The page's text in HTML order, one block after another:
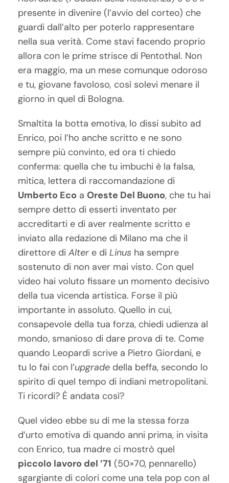
presente in divenire (l’avvio del corteo) che
guardi dall’alto per poterlo rappresentare
nella sua verità. Come stavi facendo proprio
allora con le prime strisce di Pentothal. Non
era maggio, ma un mese comunque odoroso
e tu, giovane favoloso, così solevi menare il
giorno in quel di Bologna.
Smaltita la botta emotiva, lo dissi subito ad
Enrico, poi l’ho anche scritto e ne sono
sempre più convinto, ed ora ti chiedo
conferma: quella che tu imbuchi è la falsa,
mitica, lettera di raccomandazione di
Umberto Eco aOreste Del Buono, che tu hai
sempre detto di esserti inventato per
accreditarti e di aver realmente scritto e
inviato alla redazione di Milano ma che il
direttore diAlter e diLinus ha sempre
sostenuto di non aver mai visto. Con quel
video hai voluto fissare un momento decisivo
della tua vicenda artistica. Forse il più
importante in assoluto. Quello in cui,
consapevole della tua forza, chiedi udienza al
mondo, smanioso di dare prova di te. Come
quando Leopardi scrive a Pietro Giordani, e
tu lo fai con l’upgrade della beffa, secondo lo
spirito di quel tempo di indiani metropolitani.
Ti ricordi? È andata così?
Quel video ebbe su di me la stessa forza
d’urto emotiva di quando anni prima, in visita
con Enrico, tua madre ci mostrò quel
piccolo lavoro del ’71 (50×70, pennarello)
sgargiante di colori come una tela pop con al